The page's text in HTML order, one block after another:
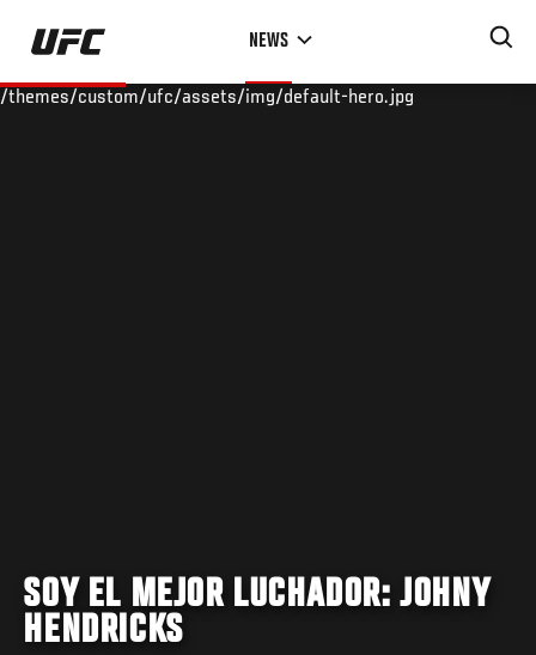
Skip
main
NEWS
/themes/custom/ufc/assets/img/default-hero.jpg
SOY EL MEJOR LUCHADOR: JOHNY
HENDRICKS